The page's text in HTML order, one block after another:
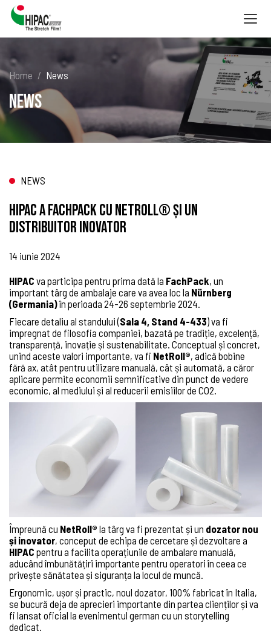
Home News
News
NEWS
HIPAC A FACHPACK CU NETROLL® ȘI UN
DISTRIBUITOR INOVATOR
14 iunie 2024
HIPAC va participa pentru prima dată la FachPack, un
important târg de ambalaje care va avea loc la Nürnberg
(Germania)în perioada 24-26 septembrie 2024.
Fiecare detaliu al standului (Sala 4, Stand 4-433) va fi
impregnat de filosofia companiei, bazată pe tradiție, excelență,
transparență, inovație și sustenabilitate. Conceptual și concret,
unind aceste valori importante, va fi NetRoll®, adică bobine
fără ax, atât pentru utilizare manuală, cât și automată, a căror
aplicare permite economii semnificative din punct de vedere
economic, al mediului și al reducerii emisiilor de CO2.
Împreună cu NetRoll® la târg va fi prezentat și un dozator nou
și inovator, conceput de echipa de cercetare și dezvoltare a
HIPAC pentru a facilita operațiunile de ambalare manuală,
aducând îmbunătățiri importante pentru operatori în ceea ce
privește sănătatea și siguranța la locul de muncă.
Ergonomic, ușor și practic, noul dozator, 100% fabricat în Italia,
se bucură deja de aprecieri importante din partea clienților și va
fi lansat oficial la evenimentul german cu un storytelling
dedicat.